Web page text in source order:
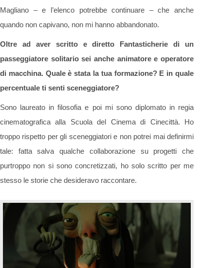
Magliano – e l’elenco potrebbe continuare – che anche
quando non capivano, non mi hanno abbandonato.
Oltre ad aver scritto e diretto Fantasticherie di un
passeggiatore solitario sei anche animatore e operatore
di macchina. Quale è stata la tua formazione? E in quale
percentuale ti senti sceneggiatore?
Sono laureato in filosofia e poi mi sono diplomato in regia
cinematografica alla Scuola del Cinema di Cinecittà. Ho
troppo rispetto per gli sceneggiatori e non potrei mai definirmi
tale: fatta salva qualche collaborazione su progetti che
purtroppo non si sono concretizzati, ho solo scritto per me
stesso le storie che desideravo raccontare.